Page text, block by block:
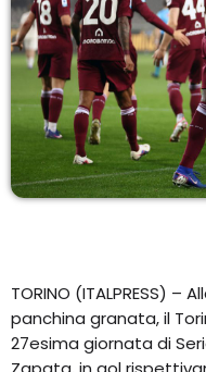
CONTACTO
TORINO (ITALPRESS) –
panchina granata, il
27esima giornata di